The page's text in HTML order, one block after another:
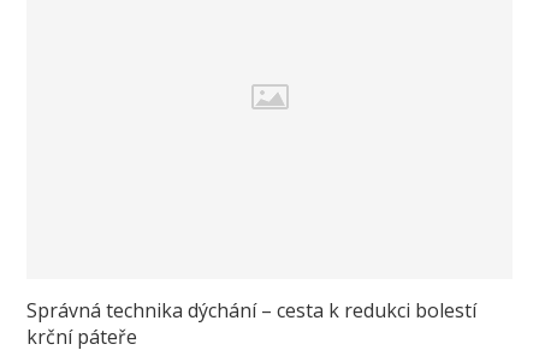
Správná technika dýchání – cesta k redukci bolestí
krční páteře